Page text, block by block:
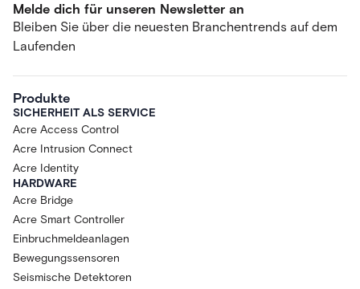
Melde dich für unseren Newsletter an
Bleiben Sie über die neuesten Branchentrends auf dem
Laufenden
Produkte
SICHERHEIT ALS SERVICE
Acre Access Control
Acre Intrusion Connect
Acre Identity
HARDWARE
Acre Bridge
Acre Smart Controller
Einbruchmeldeanlagen
Bewegungssensoren
Seismische Detektoren